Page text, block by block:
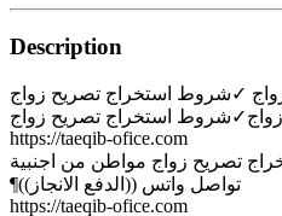
Description
✓شروط استخراج تصريح زواج
https://taeqib-ofice.com
تصريح زواج مواطن من اجنبية
¶تواصل واتس ((الدفع الانجاز))
https://taeqib-ofice.com